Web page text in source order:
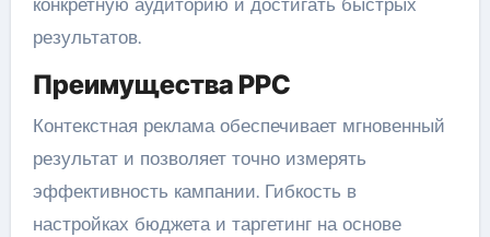
результатов.
Преимущества PPC
Контекстная реклама обеспечивает мгновенный
результат и позволяет точно измерять
эффективность кампании. Гибкость в
настройках бюджета и таргетинг на основе